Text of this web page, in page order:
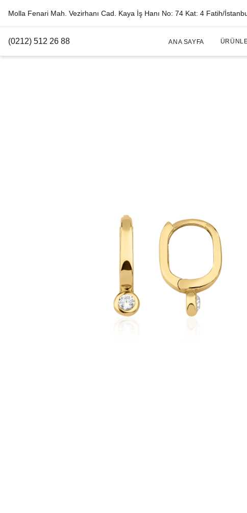
Molla Fenari Mah. Vezirhanı Cad. Kaya İş Hanı No: 74 Kat: 4 Fatih/
(0212) 512 26 88 ANA SAYFA